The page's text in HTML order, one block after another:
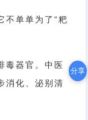
不单单为了“粑
毒器官。中医
消化、泌别清
分享